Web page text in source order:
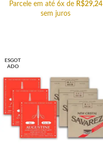
Parcele em até 6x de R$29,24
sem juros
ESGOT
ADO